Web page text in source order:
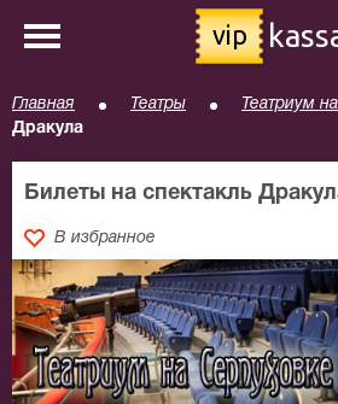
vip
Главная Театры
Театриум
Дракула
Билеты на спектакль
В избранное